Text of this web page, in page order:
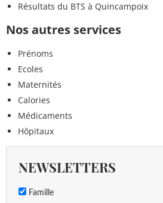
Résultats du BTS à Quincampoix
Nos autres services
Prénoms
Ecoles
Maternités
Calories
Médicaments
Hôpitaux
NEWSLETTERS
Famille